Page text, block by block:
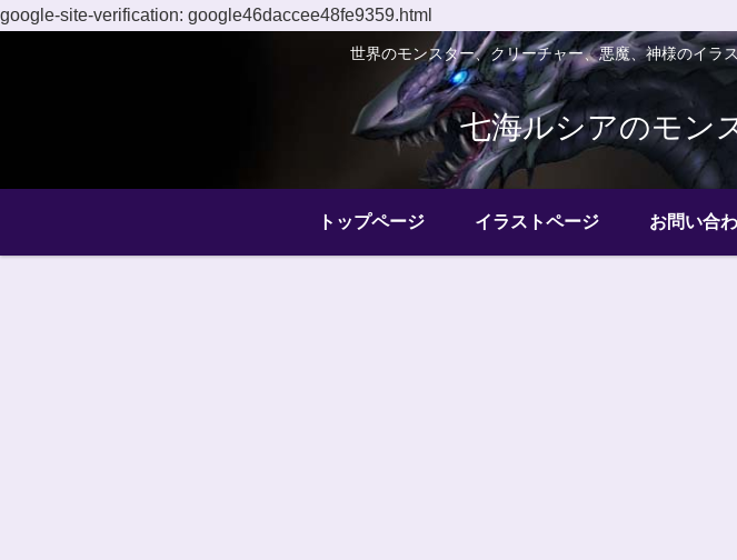
google-site-verification: google46daccee48fe9359.html
世界のモンスター、クリーチャー、悪魔、神様のイラ
七海ルシアのモン
トップページ イラストページ お問い合